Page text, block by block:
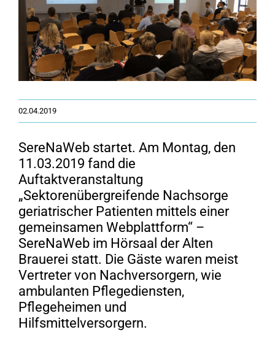
02.04.2019
SereNaWeb startet. Am Montag, den
11.03.2019 fand die
Auftaktveranstaltung
„Sektorenübergreifende Nachsorge
geriatrischer Patienten mittels einer
gemeinsamen Webplattform“ –
SereNaWeb im Hörsaal der Alten
Brauerei statt. Die Gäste waren meist
Vertreter von Nachversorgern, wie
ambulanten Pflegediensten,
Pflegeheimen und
Hilfsmittelversorgern.